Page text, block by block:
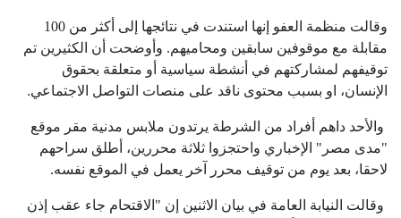
وقالت منظمة العفو إنها استندت في نتائجها إلى أكثر من 100
مقابلة مع موقوفين سابقين ومحاميهم. وأوضحت أن الكثيرين تم
توقيفهم لمشاركتهم في أنشطة سياسية أو متعلقة بحقوق
الإنسان، او بسبب محتوى ناقد على منصات التواصل الاجتماعي.
والأحد داهم أفراد من الشرطة يرتدون ملابس مدنية مقر موقع
"مدى مصر" الإخباري واحتجزوا ثلاثة محررين، أطلق سراحهم
لاحقا، بعد يوم من توقيف محرر آخر يعمل في الموقع نفسه.
وقالت النيابة العامة في بيان الاثنين إن "الاقتحام جاء عقب إذن